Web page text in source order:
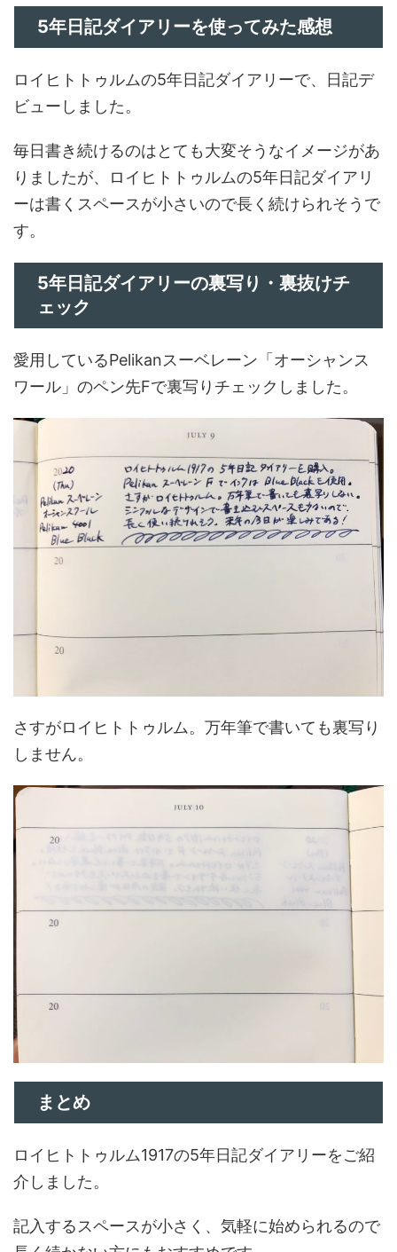
5年日記ダイアリーを使ってみた感想
ロイヒトトゥルムの5年日記ダイアリーで、日記デ
ビューしました。
毎日書き続けるのはとても大変そうなイメージがあ
りましたが、ロイヒトトゥルムの5年日記ダイアリ
ーは書くスペースが小さいので長く続けられそうで
す。
5年日記ダイアリーの裏写り・裏抜けチ
ェック
愛用しているPelikanスーベレーン「オーシャンス
ワール」のペン先Fで裏写りチェックしました。
さすがロイヒトトゥルム。万年筆で書いても裏写り
しません。
まとめ
ロイヒトトゥルム1917の5年日記ダイアリーをご紹
介しました。
記入するスペースが小さく、気軽に始められるので